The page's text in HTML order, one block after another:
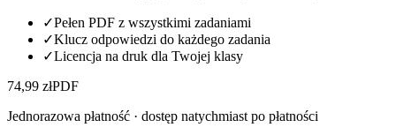
✓Pełen PDF z wszystkimi zadaniami
✓Klucz odpowiedzi do każdego zadania
✓Licencja na druk dla Twojej klasy
74,99 złPDF
Jednorazowa płatność · dostęp natychmiast po płatności